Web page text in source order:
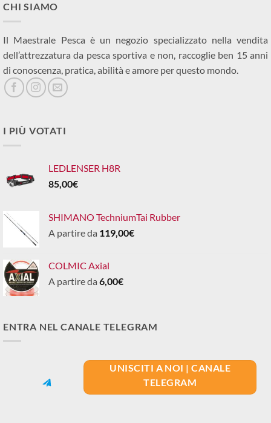
CHI SIAMO
Il Maestrale Pesca è un negozio specializzato nella vendita
dell’attrezzatura da pesca sportiva e non, raccoglie ben 15 anni
di conoscenza, pratica, abilità e amore per questo mondo.
I PIÙ VOTATI
LEDLENSER H8R
85,00€
SHIMANO TechniumTai Rubber
A partire da 119,00€
COLMIC Axial
A partire da 6,00€
ENTRA NEL CANALE TELEGRAM
UNISCITI A NOI | CANALE
TELEGRAM